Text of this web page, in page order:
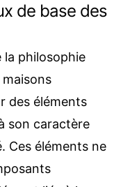
de base des
la philosophie
maisons
des éléments
son caractère
Ces éléments ne